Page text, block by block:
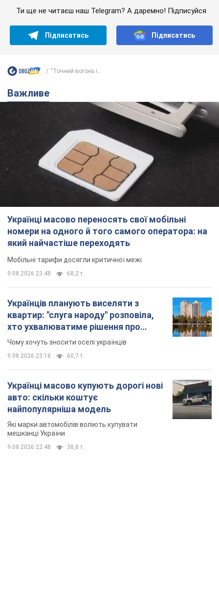
Українці масово переносять свої мобільні
номери на одного й того самого оператора: на
який найчастіше переходять
Мобільні тарифи досягли критичної межі
68,2 т.
Українців планують виселяти з
квартир: "слуга народу" розповіла,
хто ухвалюватиме рішення про
знесення будинків
Чому хочуть зносити оселі українців
9.08.2026 23:18 60,7 т.
Українці масово купують дорогі нові
авто: скільки коштує
найпопулярніша модель
Які марки автомобілів воліють купувати